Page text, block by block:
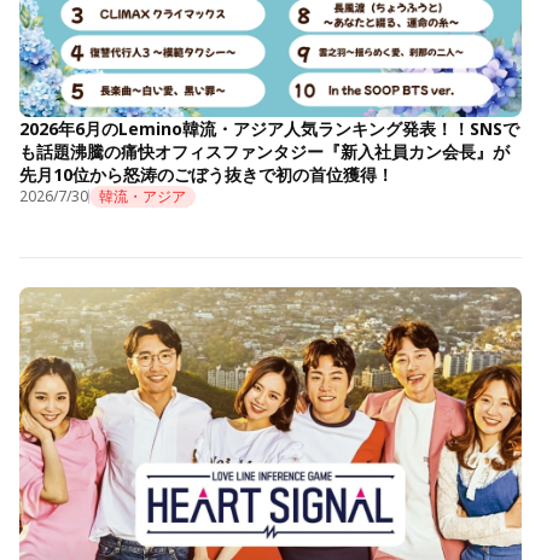
2026年6月のLemino韓流・アジア人気ランキング発表！！SNSで
も話題沸騰の痛快オフィスファンタジー『新入社員カン会長』が
先月10位から怒涛のごぼう抜きで初の首位獲得！
2026/7/30 韓流・アジア